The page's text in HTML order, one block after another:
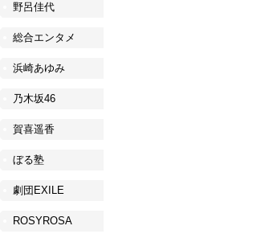
野呂佳代
総合エンタメ
浜崎あゆみ
乃木坂46
賀喜遥香
ぼる塾
劇団EXILE
ROSYROSA